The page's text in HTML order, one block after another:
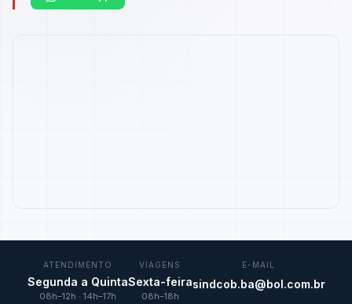
ATENDIMENTO
Segunda a Quinta
08h–12h · 14h–17h
VIAGENS
Sexta-feira
08h–18h
E-MAIL
sindcob.ba@bol.com.br